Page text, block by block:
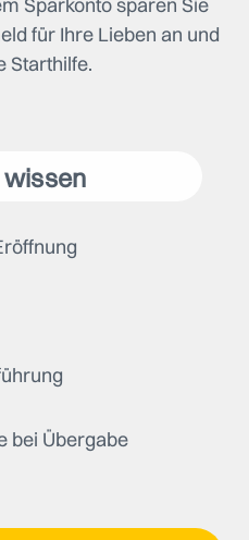
Sparkonto sparen Sie
für Ihre Lieben an und
Starthilfe.
wissen
bei Übergabe